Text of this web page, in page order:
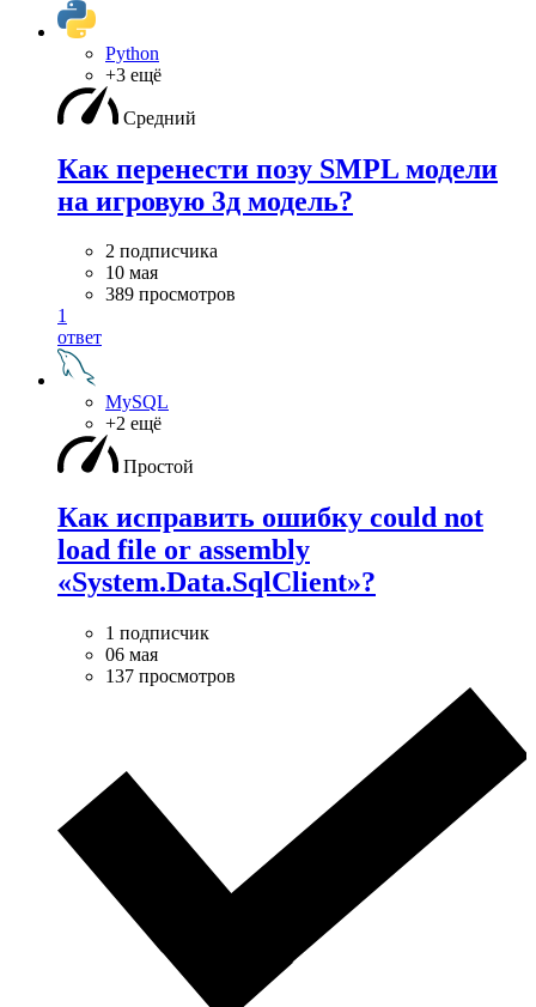
Python
+3 ещё
Средний
Как перенести позу SMPL модели
на игровую 3д модель?
2 подписчика
10 мая
389 просмотров
1
ответ
MySQL
+2 ещё
Простой
Как исправить ошибку could not
load file or assembly
«System.Data.SqlClient»?
1 подписчик
06 мая
137 просмотров